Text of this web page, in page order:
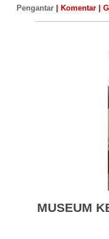
Pengantar Komentar
MUSEUM